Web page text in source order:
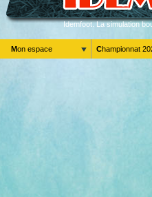
Idemfoot. La simulation
Mon espace Championnat